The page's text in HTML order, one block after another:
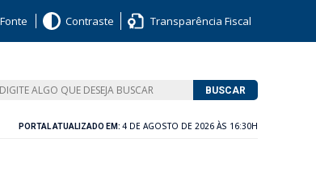
Contraste Transparência Fiscal
BUSCAR
PORTAL ATUALIZADO EM: 4 DE AGOSTO DE 2026 ÀS 16:30H